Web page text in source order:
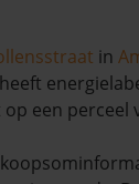
in
een perceel